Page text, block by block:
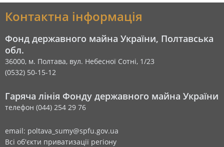
Контактна інформація
Фонд державного майна України, Полтавська
обл.
36000, м. Полтава, вул. Небесної Сотні, 1/23
(0532) 50-15-12
Гаряча лінія Фонду державного майна України
телефон (044) 254 29 76
email: poltava_sumy@spfu.gov.ua
Всі об'єкти приватизації регіону